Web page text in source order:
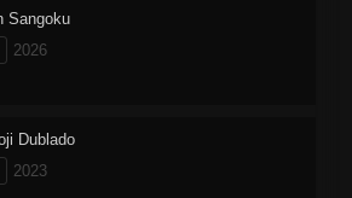
Sangoku
2026
Dublado
2023